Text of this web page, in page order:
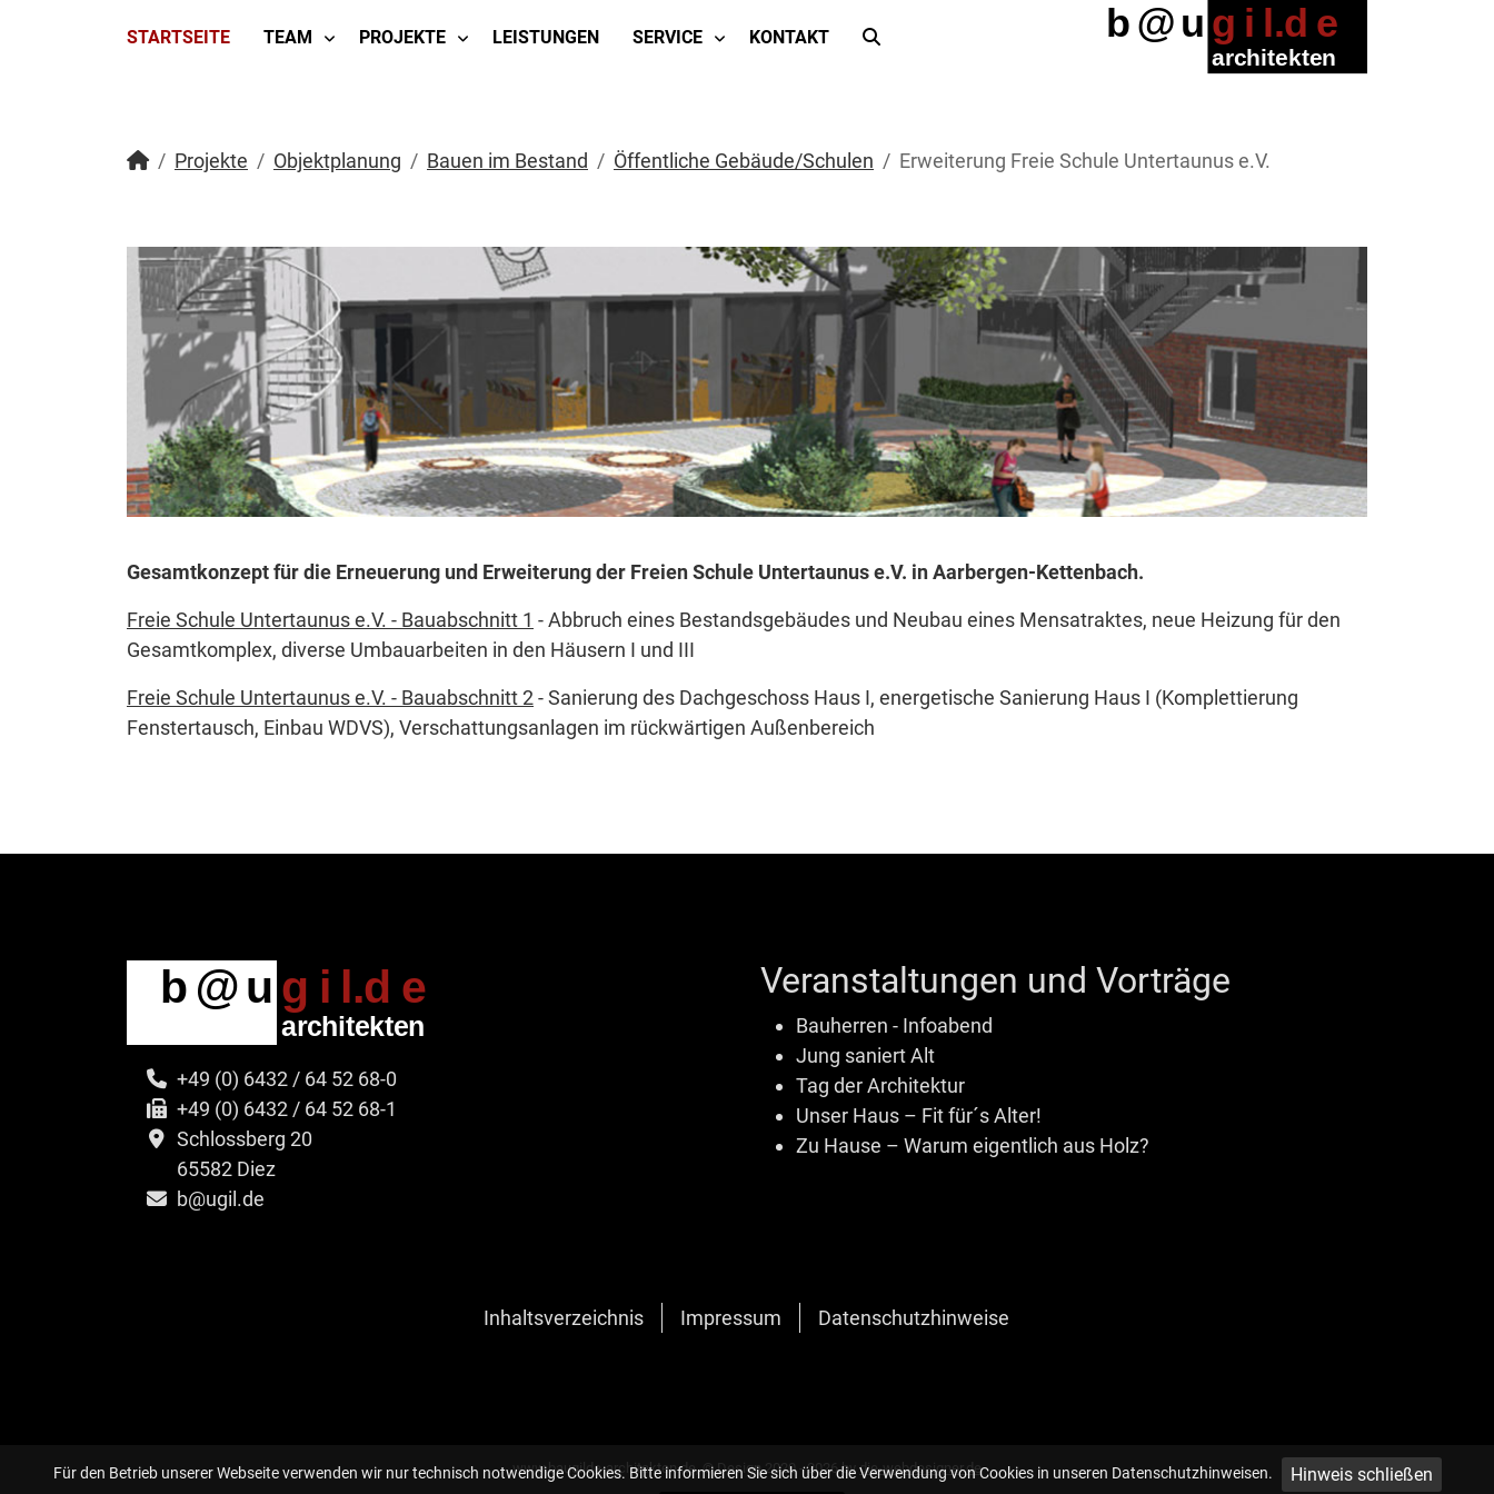
Für den Betrieb unserer Webseite verwenden wir nur technisch notwendige Cookies. Bitte informieren Sie sich über die Verwendung von Cookies in unseren Datenschutzhinweisen. Hinweis schließen
STARTSEITE TEAM PROJEKTE LEISTUNGEN SERVICE KONTAKT
Projekte Objektplanung Bauen im Bestand Öffentliche Gebäude/Schulen Erweiterung Freie Schule Untertaunus e.V.
Gesamtkonzept für die Erneuerung und Erweiterung der Freien Schule Untertaunus e.V. in Aarbergen-Kettenbach.
Freie Schule Untertaunus e.V. - Bauabschnitt 1 - Abbruch eines Bestandsgebäudes und Neubau eines Mensatraktes, neue Heizung für den
Gesamtkomplex, diverse Umbauarbeiten in den Häusern I und III
Freie Schule Untertaunus e.V. - Bauabschnitt 2- Sanierung des Dachgeschoss Haus I, energetische Sanierung Haus I (Komplettierung
Fenstertausch, Einbau WDVS), Verschattungsanlagen im rückwärtigen Außenbereich
+49 (0) 6432 / 64 52 68-0
+49 (0) 6432 / 64 52 68-1
Schlossberg 20
65582 Diez
b@ugil.de
Veranstaltungen und Vorträge
Bauherren - Infoabend
Jung saniert Alt
Tag der Architektur
Unser Haus – Fit für´s Alter!
Zu Hause – Warum eigentlich aus Holz?
Inhaltsverzeichnis Impressum Datenschutzhinweise
www.baugilde-architekten.de, © Design 2020 - 2026 by die-webdesigner.de